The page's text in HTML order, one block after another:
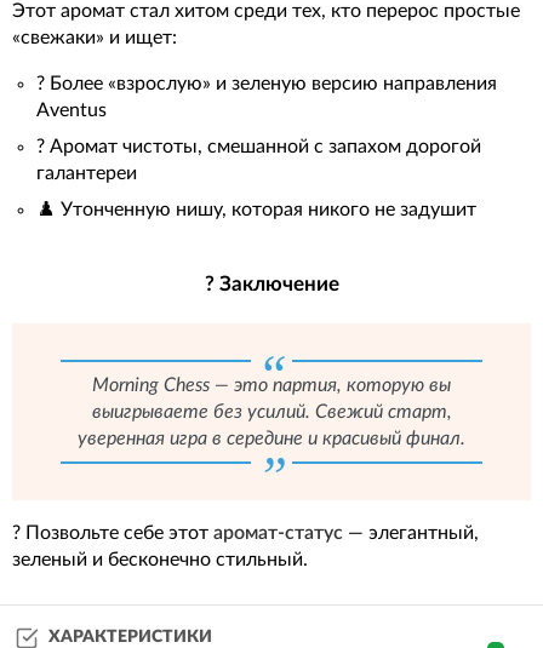
Этот аромат стал хитом среди тех, кто перерос простые
«свежаки» и ищет:
? Более «взрослую» и зеленую версию направления
Aventus
? Аромат чистоты, смешанной с запахом дорогой
галантереи
♟️ Утонченную нишу, которая никого не задушит
? Заключение
Morning Chess — это партия, которую вы
выигрываете без усилий. Свежий старт,
уверенная игра в середине и красивый финал.
? Позвольте себе этот аромат-статус — элегантный,
зеленый и бесконечно стильный.
ХАРАКТЕРИСТИКИ